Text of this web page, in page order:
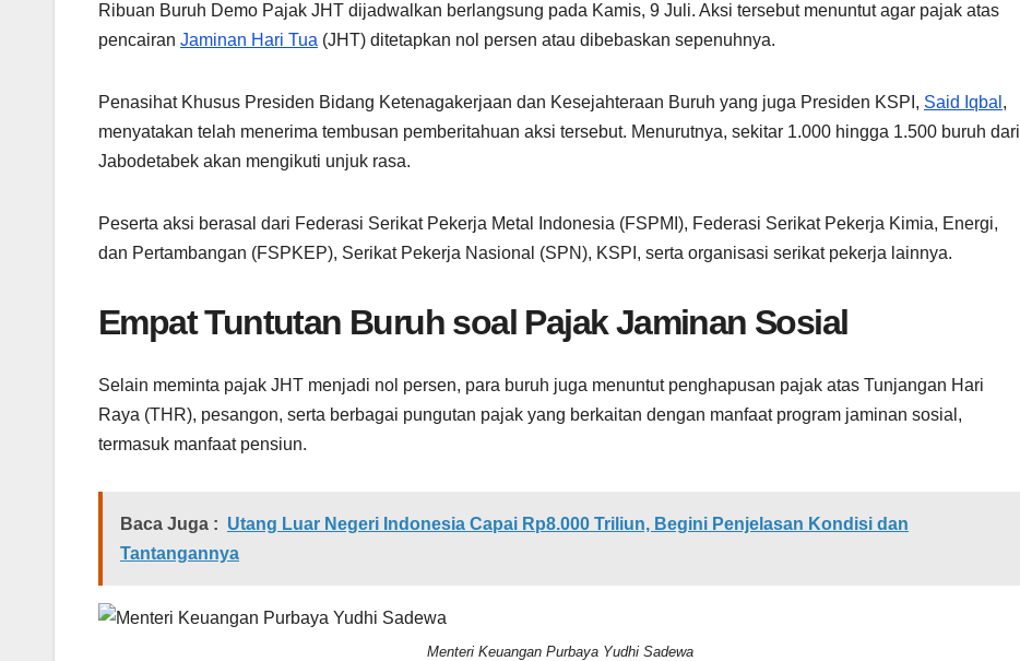
Ribuan Buruh Demo Pajak JHT dijadwalkan berlangsung pada Kamis, 9 Juli. Aksi tersebut menuntut agar pajak atas
pencairan Jaminan Hari Tua (JHT) ditetapkan nol persen atau dibebaskan sepenuhnya.
Penasihat Khusus Presiden Bidang Ketenagakerjaan dan Kesejahteraan Buruh yang juga Presiden KSPI, Said Iqbal ,
menyatakan telah menerima tembusan pemberitahuan aksi tersebut. Menurutnya, sekitar 1.000 hingga 1.500 buruh dari
Jabodetabek akan mengikuti unjuk rasa.
Peserta aksi berasal dari Federasi Serikat Pekerja Metal Indonesia (FSPMI), Federasi Serikat Pekerja Kimia, Energi,
dan Pertambangan (FSPKEP), Serikat Pekerja Nasional (SPN), KSPI, serta organisasi serikat pekerja lainnya.
Empat Tuntutan Buruh soal Pajak Jaminan Sosial
Selain meminta pajak JHT menjadi nol persen, para buruh juga menuntut penghapusan pajak atas Tunjangan Hari
Raya (THR), pesangon, serta berbagai pungutan pajak yang berkaitan dengan manfaat program jaminan sosial,
termasuk manfaat pensiun.
Baca Juga : Utang Luar Negeri Indonesia Capai Rp8.000 Triliun, Begini Penjelasan Kondisi dan
Tantangannya
Menteri Keuangan Purbaya Yudhi Sadewa